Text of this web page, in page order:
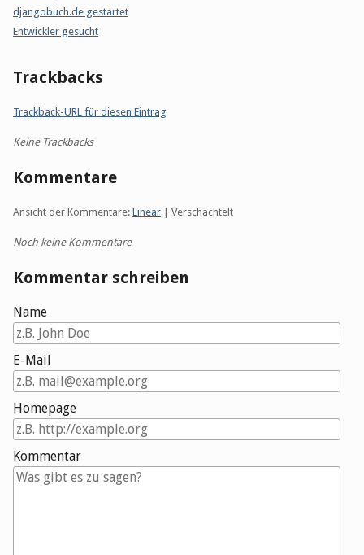
djangobuch.de gestartet
Entwickler gesucht
Trackbacks
Trackback-URL für diesen Eintrag
Keine Trackbacks
Kommentare
Ansicht der Kommentare: Linear | Verschachtelt
Noch keine Kommentare
Kommentar schreiben
Name
E-Mail
Homepage
Kommentar